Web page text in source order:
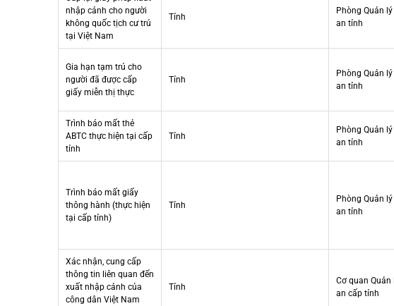
nhập cảnh cho người
không quốc tịch cư trú
tại Việt Nam
Tỉnh
Phòng Quản
an tỉnh
Gia hạn tạm trú cho
người đã được cấp
giấy miễn thị thực
Tỉnh
Phòng Quản
an tỉnh
Trình báo mất thẻ
ABTC thực hiện tại cấp
tỉnh
Tỉnh
Phòng Quản
an tỉnh
Trình báo mất giấy
thông hành (thực hiện
tại cấp tỉnh)
Tỉnh
Phòng Quản
an tỉnh
Xác nhận, cung cấp
thông tin liên quan đến
xuất nhập cảnh của
công dân Việt Nam
Tỉnh
Cơ quan
an cấp tỉnh